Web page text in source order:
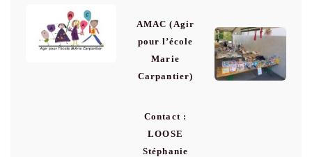
AMAC (Agir
pour l’école
Marie
Carpantier)
Contact :
LOOSE
Stéphanie